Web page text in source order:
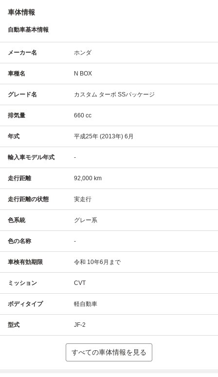
車体情報
自動車基本情報
メーカー名 ホンダ
車種名 N BOX
グレード名 カスタム ターボ SSパッケージ
排気量 660 cc
年式 平成25年 (2013年) 6月
輸入車モデル年式 -
走行距離 92,000 km
走行距離の状態 実走行
色系統 グレー系
色の名称 -
車検有効期限 令和 10年6月まで
ミッション CVT
ボディタイプ 軽自動車
型式 JF-2
すべての車体情報を見る